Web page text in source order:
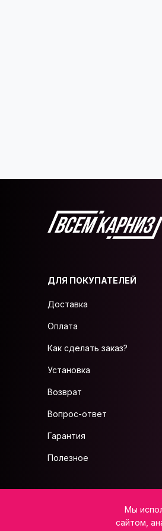
Мы
сайтом,
ДЛЯ ПОКУПАТЕЛЕЙ
Доставка
Оплата
Как сделать заказ?
Установка
Возврат
Вопрос-ответ
Гарантия
Полезное
Юридический адрес: 359225,
info@vsemkarniz.ru